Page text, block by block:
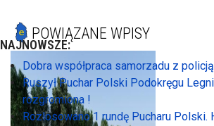
POWIĄZANE WPISY
NAJNOWSZE:
Dobra współpraca samorzadu z policją
Ruszył Puchar Polski Podokręgu
rozgromiona !
Rozlosowano 1 rundę Pucharu Polski.